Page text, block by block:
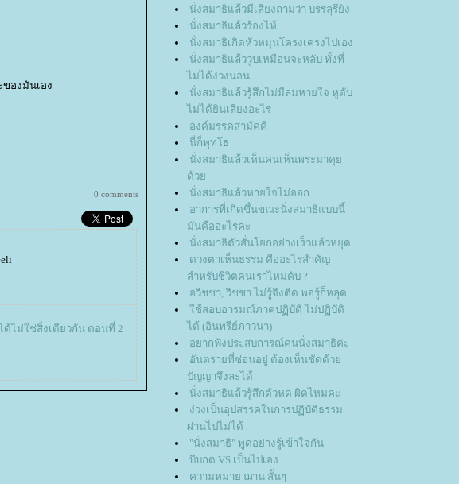
องมันเอง
0 comments
ด้ไม่ใช่สิ่งเดียวกัน ตอนที่ 2
นั่งสมาธิแล้วมีเสียงถามว่า บรรลุรึยัง
นั่งสมาธิแล้วร้องไห้
นั่งสมาธิเกิดหัวหมุนโครงเครงไปเอง
นั่งสมาธิแล้ววูบเหมือนจะหลับ ทั้งที่
ไม่ได้ง่วงนอน
นั่งสมาธิแล้วรู้สึกไม่มีลมหายใจ หูดับ
ไม่ได้ยินเสียงอะไร
องค์มรรคสามัคคี
นี่ก็พุทโธ
นั่งสมาธิแล้วเห็นคนเห็นพระมาคุ
ด้ว
นั่งสมาธิแล้วหายใจไม่ออก
อาการที่เกิดขึ้นขณะนั่งสมาธิแบบนี้
มันคืออะไรคะ
นั่งสมาธิตัวสั่นโยกอย่างเร็วแล้วหยุด
ดวงตาเห็นธรรม คืออะไรสำคัญ
สำหรับชีวิตคนเราไหมคับ ?
อวิชชา, วิชชา ไม่รู้จึงติด พอรู้ก็หลุด
ช้สอบอารมณ์ภาคปฏิบัติ ไม่ปฏิบัติ
ได้ (อินทรีย์ภาวนา)
อยากฟังประสบการณ์คนนั่งสมาธิค่ะ
อันตรายที่ซ่อนอยู่ ต้องเห็นชัดด้ว
ปัญญาจึงละได้
นั่งสมาธิแล้วรู้สึกตัวหด ผิดไหมคะ
ง่วงเป็นอุปสรรคในการปฏิบัติธรรม
ผ่านไปไม่ได้
"นั่งสมาธิ" พูดอย่างรู้เข้าใจกัน
บีบกด VS เป็นไปเอง
ความหมาย ฌาน สั้นๆ